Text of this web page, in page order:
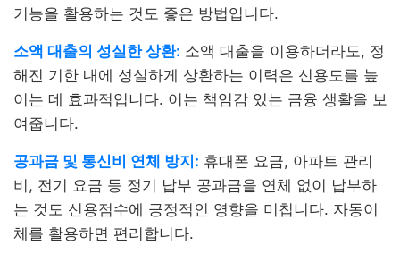
기능을 활용하는 것도 좋은 방법입니다.
소액 대출의 성실한 상환: 소액 대출을 이용하더라도, 정
해진 기한 내에 성실하게 상환하는 이력은 신용도를 높
이는 데 효과적입니다. 이는 책임감 있는 금융 생활을 보
여줍니다.
공과금 및 통신비 연체 방지: 휴대폰 요금, 아파트 관리
비, 전기 요금 등 정기 납부 공과금을 연체 없이 납부하
는 것도 신용점수에 긍정적인 영향을 미칩니다. 자동이
체를 활용하면 편리합니다.